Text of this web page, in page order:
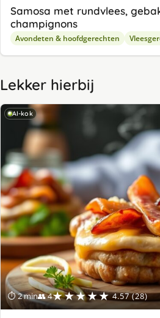
Samosa met rundvlees,
champignons
Avondeten & hoofdgerechten
Lekker hierbij
AI-kok
⏱ 2 min👥 4★★★★★ 4.57 (28)